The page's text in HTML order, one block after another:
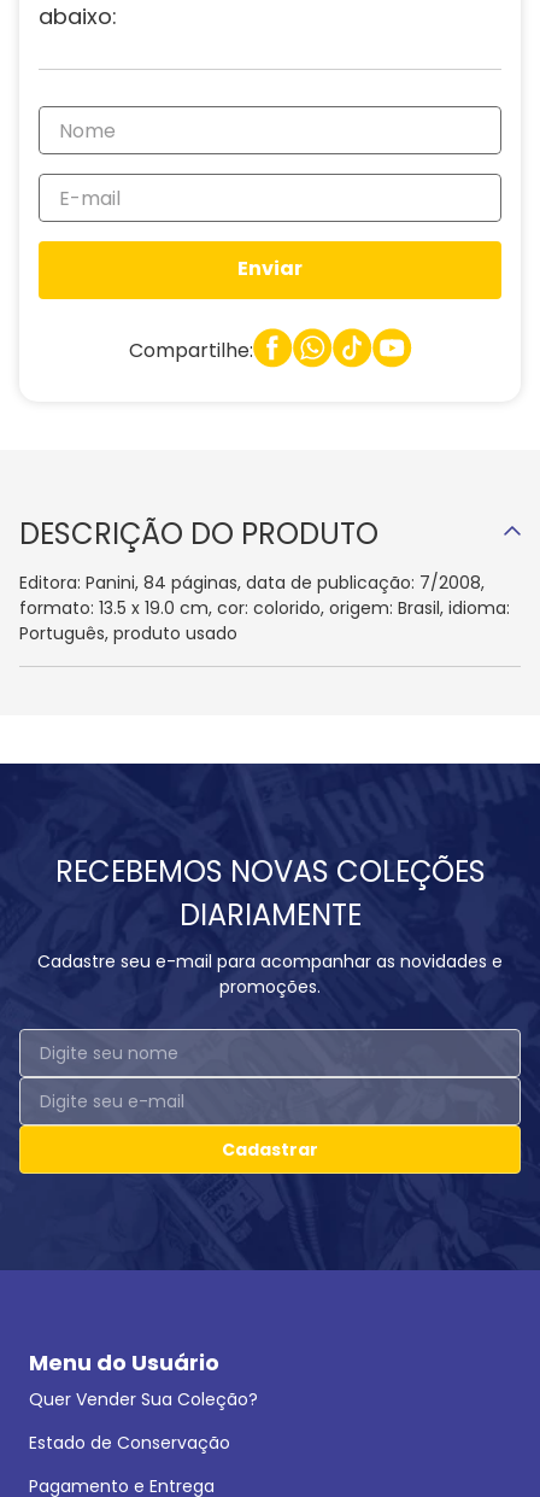
abaixo:
Enviar
Compartilhe:
DESCRIÇÃO DO PRODUTO
Editora: Panini, 84 páginas, data de publicação: 7/2008,
formato: 13.5 x 19.0 cm, cor: colorido, origem: Brasil, idioma:
Português, produto usado
RECEBEMOS NOVAS COLEÇÕES
DIARIAMENTE
Cadastre seu e-mail para acompanhar as novidades e
promoções.
Cadastrar
Menu do Usuário
Quer Vender Sua Coleção?
Estado de Conservação
Pagamento e Entrega